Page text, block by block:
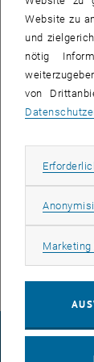
Wir wünschen
Bericht und
https://
Voisthaler-
Website zu
und
nötig
von